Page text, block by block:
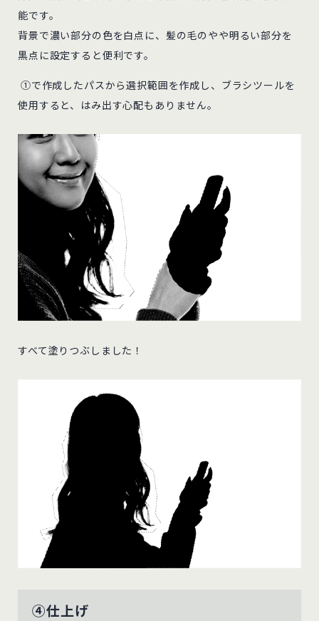
能です。
背景で濃い部分の色を白点に、髪の毛のやや明るい部分を
黒点に設定すると便利です。
①で作成したパスから選択範囲を作成し、ブラシツールを
使用すると、はみ出す心配もありません。
すべて塗りつぶしました！
④仕上げ